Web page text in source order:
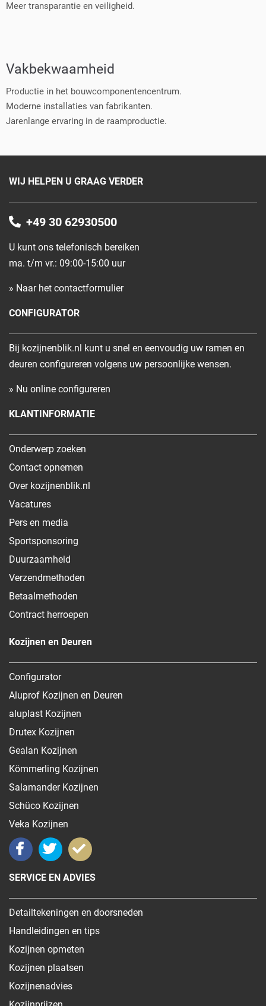
Meer transparantie en veiligheid.
Vakbekwaamheid
Productie in het bouwcomponentencentrum.
Moderne installaties van fabrikanten.
Jarenlange ervaring in de raamproductie.
WIJ HELPEN U GRAAG VERDER
+49 30 62930500
U kunt ons telefonisch bereiken
ma. t/m vr.: 09:00-15:00 uur
» Naar het contactformulier
CONFIGURATOR
Bij kozijnenblik.nl kunt u snel en eenvoudig uw ramen en
deuren configureren volgens uw persoonlijke wensen.
» Nu online configureren
KLANTINFORMATIE
Onderwerp zoeken
Contact opnemen
Over kozijnenblik.nl
Vacatures
Pers en media
Sportsponsoring
Duurzaamheid
Verzendmethoden
Betaalmethoden
Contract herroepen
Kozijnen en Deuren
Configurator
Aluprof Kozijnen en Deuren
aluplast Kozijnen
Drutex Kozijnen
Gealan Kozijnen
Kömmerling Kozijnen
Salamander Kozijnen
Schüco Kozijnen
Veka Kozijnen
SERVICE EN ADVIES
Detailtekeningen en doorsneden
Handleidingen en tips
Kozijnen opmeten
Kozijnen plaatsen
Kozijnenadvies